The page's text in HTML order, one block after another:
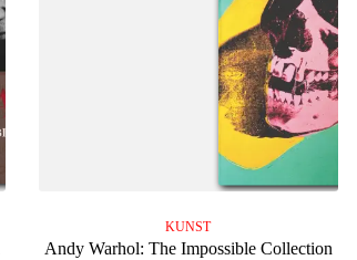
KUNST
Andy Warhol: The Impossible Collection